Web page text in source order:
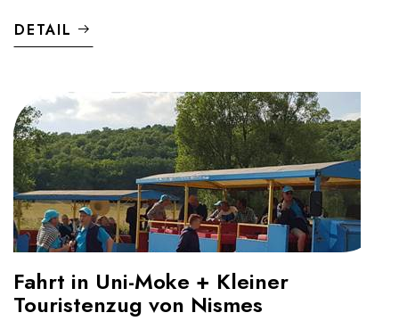
DETAIL
Fahrt in Uni-Moke + Kleiner
Touristenzug von Nismes